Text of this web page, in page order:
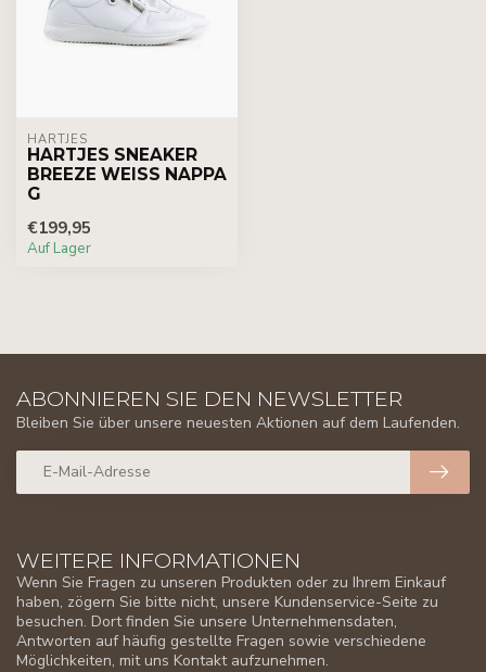
HARTJES
HARTJES SNEAKER
BREEZE WEISS NAPPA
G
€199,95
Auf Lager
WEITERE INFORMATIONEN
Wenn Sie Fragen zu unseren Produkten oder zu Ihrem Einkauf
haben, zögern Sie bitte nicht, unsere Kundenservice-Seite zu
besuchen. Dort finden Sie unsere Unternehmensdaten,
Antworten auf häufig gestellte Fragen sowie verschiedene
Möglichkeiten, mit uns Kontakt aufzunehmen.
ABONNIEREN SIE DEN NEWSLETTER
Bleiben Sie über unsere neuesten Aktionen auf dem Laufenden.